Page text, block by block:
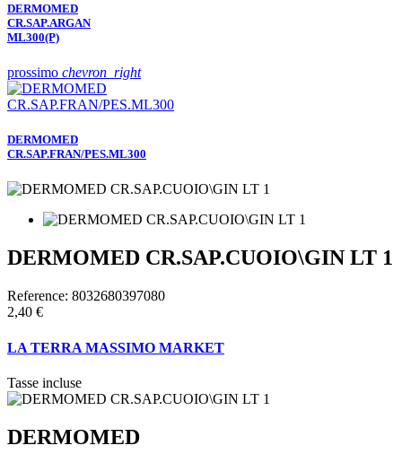
DERMOMED
CR.SAP.ARGAN
ML300(P)
prossimo chevron_right
DERMOMED
CR.SAP.FRAN/PES.ML300
DERMOMED CR.SAP.CUOIO\GIN LT 1
Reference: 8032680397080
2,40 €
LA TERRA MASSIMO MARKET
Tasse incluse
DERMOMED